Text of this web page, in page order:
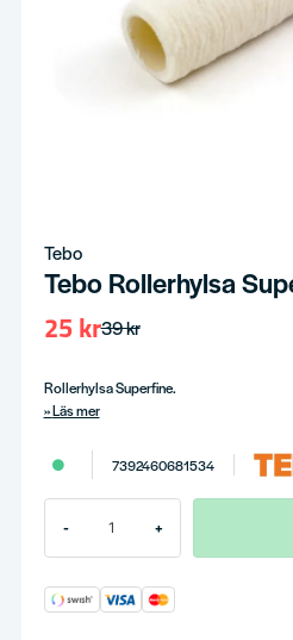
Tebo
Tebo Rollerhylsa
39 kr
25 kr
Rollerhylsa Superfine.
Läs mer
7392460681534
- +